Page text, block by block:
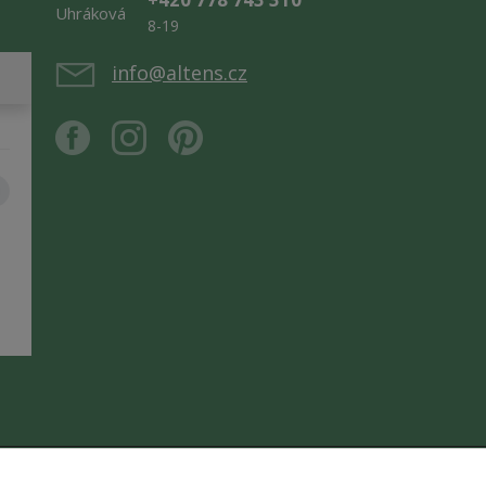
8-19
info@altens.cz